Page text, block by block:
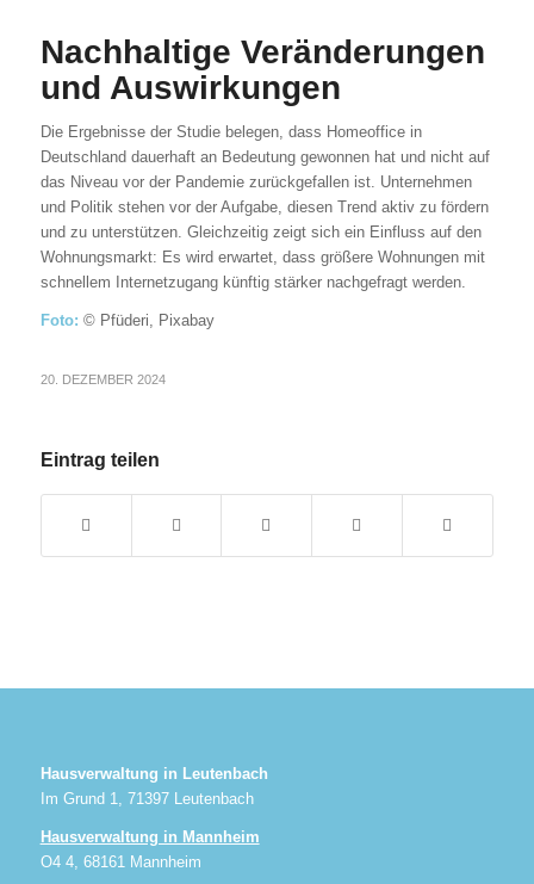
Nachhaltige Veränderungen
und Auswirkungen
Die Ergebnisse der Studie belegen, dass Homeoffice in
Deutschland dauerhaft an Bedeutung gewonnen hat und nicht auf
das Niveau vor der Pandemie zurückgefallen ist. Unternehmen
und Politik stehen vor der Aufgabe, diesen Trend aktiv zu fördern
und zu unterstützen. Gleichzeitig zeigt sich ein Einfluss auf den
Wohnungsmarkt: Es wird erwartet, dass größere Wohnungen mit
schnellem Internetzugang künftig stärker nachgefragt werden.
Foto: © Pfüderi, Pixabay
20. DEZEMBER 2024
Eintrag teilen
Hausverwaltung in Leutenbach
Im Grund 1, 71397 Leutenbach
Hausverwaltung in Mannheim
O4 4, 68161 Mannheim